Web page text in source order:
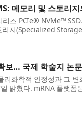
메모리 및 스토리지
즈 PCIe® NVMe™ SSD
지(Specialized
보… 국제 학술지 논
리화학적 안정성과 그
밝혔다. mRNA 플랫